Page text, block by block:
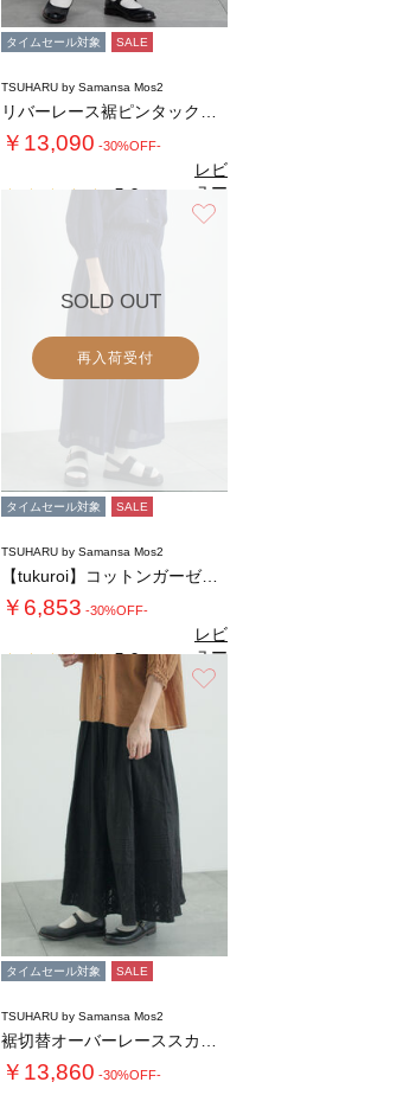
タイムセール対象 SALE
TSUHARU by Samansa Mos2
￥13,090 -30%OFF-
5.0（2）
レビ
ュー
を見
る
SOLD OUT
再入荷受付
タイムセール対象 SALE
TSUHARU by Samansa Mos2
【tukuroi】コットンガーゼデニムガウチ…
￥6,853 -30%OFF-
5.0（1）
レビ
ュー
を見
る
タイムセール対象 SALE
TSUHARU by Samansa Mos2
￥13,860 -30%OFF-